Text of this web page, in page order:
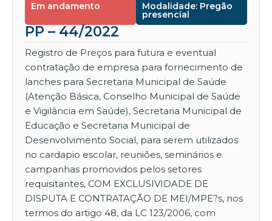
Em andamento Modalidade: Pregão
presencial
PP – 44/2022
Registro de Preços para futura e eventual
contratação de empresa para fornecimento de
lanches para Secretaria Municipal de Saúde
(Atenção Básica, Conselho Municipal de Saúde
e Vigilância em Saúde), Secretaria Municipal de
Educação e Secretaria Municipal de
Desenvolvimento Social, para serem utilizados
no cardapio escolar, reuniões, seminários e
campanhas promovidos pelos setores
requisitantes, COM EXCLUSIVIDADE DE
DISPUTA E CONTRATAÇÃO DE MEI/MPE?s, nos
termos do artigo 48, da LC 123/2006, com